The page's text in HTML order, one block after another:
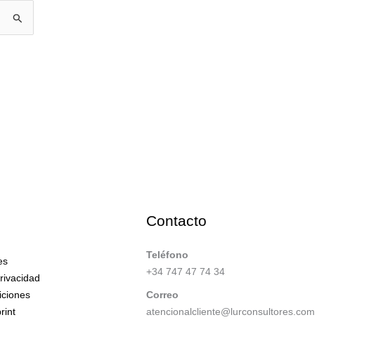
Contacto
Teléfono
+34 747 47 74 34
Correo
atencionalcliente@lurconsultores.com